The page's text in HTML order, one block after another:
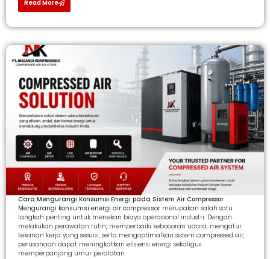
Read More
Cara Mengurangi Konsumsi Energi pada Sistem Air Compressor
Mengurangi konsumsi energi air compressor merupakan salah satu
langkah penting untuk menekan biaya operasional industri. Dengan
melakukan perawatan rutin, memperbaiki kebocoran udara, mengatur
tekanan kerja yang sesuai, serta mengoptimalkan sistem compressed air,
perusahaan dapat meningkatkan efisiensi energi sekaligus
memperpanjang umur peralatan.